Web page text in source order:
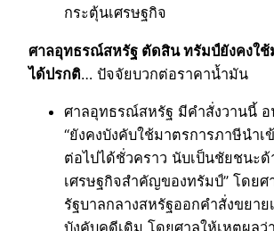
กระตุ้นเศรษฐกิจ
ศาลอุทธรณ์สหรัฐ ตัดสิน ทรัมป์ยังคงใช้
ได้ปรกติ… ปัจจัยบวกต่อราคาน้ำมัน
ศาลอุทธรณ์สหรัฐ มีคำสั่งวานนี้
“ยังคงบังคับใช้มาตรการภาษีนำเ
ต่อไปได้ชั่วคราว นับเป็นชัยชนะ
เศรษฐกิจสำคัญของทรัมป์” โดย
รัฐบาลกลางสหรัฐออกคำสั่งขยาย
บังคับคดีเดิม โดยศาลให้เหตุผลว่